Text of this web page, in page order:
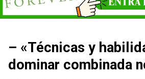
– «Técnicas y
dominar combinada